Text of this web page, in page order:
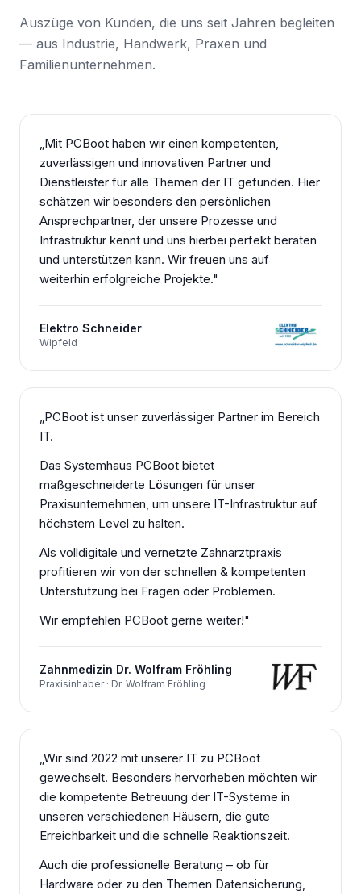
Auszüge von Kunden, die uns seit Jahren begleiten
— aus Industrie, Handwerk, Praxen und
Familienunternehmen.
Mit PCBoot haben wir einen kompetenten,
zuverlässigen und innovativen Partner und
Dienstleister für alle Themen der IT gefunden. Hier
schätzen wir besonders den persönlichen
Ansprechpartner, der unsere Prozesse und
Infrastruktur kennt und uns hierbei perfekt beraten
und unterstützen kann. Wir freuen uns auf
weiterhin erfolgreiche Projekte."
Elektro Schneider
Wipfeld
PCBoot ist unser zuverlässiger Partner im Bereich
IT.
Das Systemhaus PCBoot bietet
maßgeschneiderte Lösungen für unser
Praxisunternehmen, um unsere IT-Infrastruktur auf
höchstem Level zu halten.
Als volldigitale und vernetzte Zahnarztpraxis
profitieren wir von der schnellen & kompetenten
Unterstützung bei Fragen oder Problemen.
Wir empfehlen PCBoot gerne weiter!"
Zahnmedizin Dr. Wolfram Fröhling
Praxisinhaber · Dr. Wolfram Fröhling
Wir sind 2022 mit unserer IT zu PCBoot
gewechselt. Besonders hervorheben möchten wir
die kompetente Betreuung der IT-Systeme in
unseren verschiedenen Häusern, die gute
Erreichbarkeit und die schnelle Reaktionszeit.
Auch die professionelle Beratung – ob für
Hardware oder zu den Themen Datensicherung,